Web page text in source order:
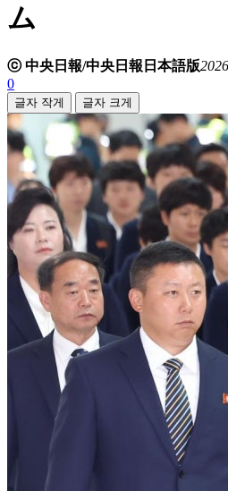
ム
ⓒ 中央日報/中央日報日本語版
0
글자 작게 글자 크게